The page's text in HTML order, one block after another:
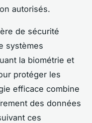
autorisés.
de sécurité
systèmes
la biométrie et
protéger les
efficace combine
des données
ces